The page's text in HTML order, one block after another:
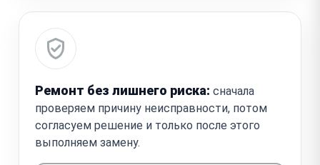
Ремонт без лишнего риска: сначала
проверяем причину неисправности, потом
согласуем решение и только после этого
выполняем замену.